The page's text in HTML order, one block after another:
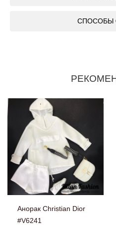
СПОСОБЫ
Анорак Christian Dior
#V6241